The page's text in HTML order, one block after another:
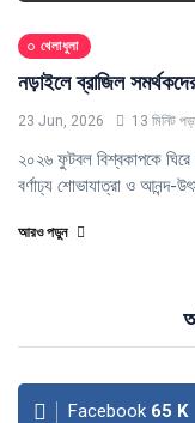
খেলাধুলা
নড়াইলে ব্রাজিল
23 Jun, 2026 13 মিনিট পড়া
২০২৬ ফুটবল বিশ্বকাপকে ঘিরে
বর্ণাঢ্য শোভাযাত্রা ও আনন্দ-
আরও পড়ুন
Facebook 65 K